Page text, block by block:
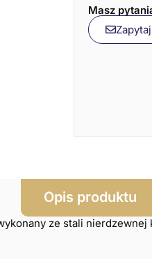
Masz
Opis produktu
ze stali